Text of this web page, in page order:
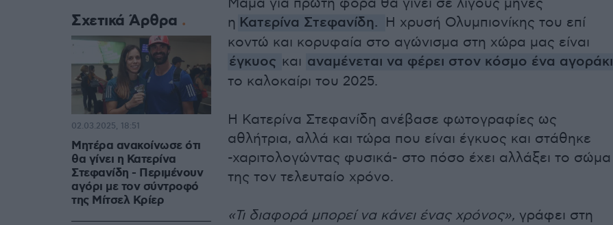
Μαμά για πρώτη φορά θα γίνει σε λίγους μήνες
η Κατερίνα Στεφανίδη. Η χρυσή Ολυμπιονίκης του επί
κοντώ και κορυφαία στο αγώνισμα στη χώρα μας είναι
έγκυος και αναμένεται να φέρει στον κόσμο ένα αγοράκι
το καλοκαίρι του 2025.
Η Κατερίνα Στεφανίδη ανέβασε φωτογραφίες ως
αθλήτρια, αλλά και τώρα που είναι έγκυος και στάθηκε
-χαριτολογώντας φυσικά- στο πόσο έχει αλλάξει το σώμα
της τον τελευταίο χρόνο.
«Τι διαφορά μπορεί να κάνει ένας χρόνος», γράφει στη
Σχετικά Άρθρα
Μητέρα ανακοίνωσε ότι
θα γίνει η Κατερίνα
Στεφανίδη - Περιμένουν
αγόρι με τον σύντροφό
της Μίτσελ Κρίερ
02.03.2025, 18:51